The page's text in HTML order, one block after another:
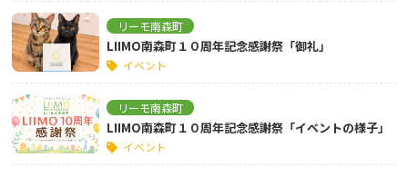
リーモ南森町
LIIMO南森町１０周年記念感謝祭「御礼」
イベント
リーモ南森町
LIIMO南森町１０周年記念感謝祭「イベントの様子」
イベント